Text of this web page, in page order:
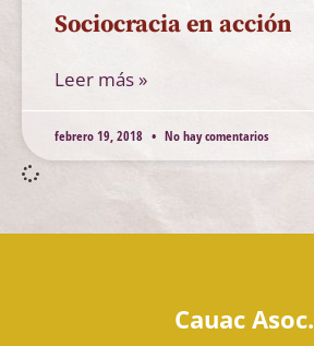
Sociocracia en acción
Leer más »
febrero 19, 2018 No hay comentarios
Cauac Asoc.